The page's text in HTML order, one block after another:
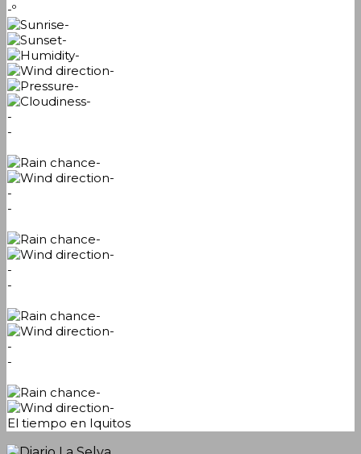
-º
-
-
-
-
-
-
-
-
-
-
-
-
-
-
-
-
-
-
-
-
-
-
El tiempo en Iquitos